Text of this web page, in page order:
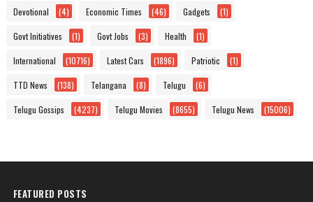
Devotional (4) Economic Times (46) Gadgets (1)
Govt Initiatives (1) Govt Jobs (3) Health (1)
International (10716) Latest Cars (1896) Patriotic (1)
TTD News (138) Telangana (8) Telugu (6)
Telugu Gossips (4237) Telugu Movies (8655) Telugu News (15006)
FEATURED POSTS